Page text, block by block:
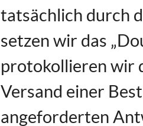
tatsächlich durch
setzen wir das
protokollieren wir
Versand einer
angeforderten